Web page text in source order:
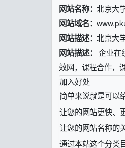
网站名称： 北京大
网站域名：
网站描述： 北京大
网站描述： 企业在
效网，课程合作，
加入好处
简单来说就是可以
让您的网站更快、
让您的网站名称的
通过本站这个分类